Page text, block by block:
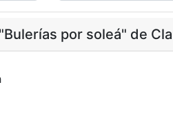
por soleá" de